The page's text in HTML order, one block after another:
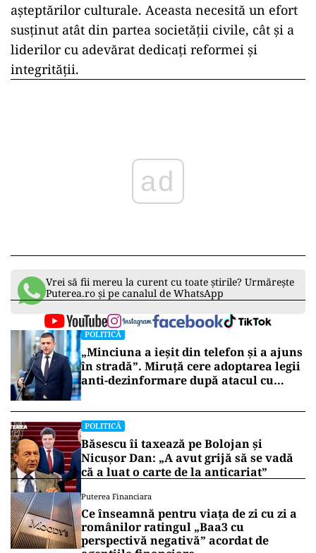
așteptărilor culturale. Aceasta necesită un efort
susținut atât din partea societății civile, cât și a
liderilor cu adevărat dedicați reformei și
integrității.
ad
Vrei să fii mereu la curent cu toate știrile? Urmărește
Puterea.ro și pe canalul de WhatsApp
POLITICĂ
„Minciuna a ieșit din telefon și a ajuns
în stradă”. Miruță cere adoptarea legii
anti-dezinformare după atacul cu
POLITICĂ
Băsescu îi taxează pe Bolojan și
Nicușor Dan: „A avut grijă să se vadă
că a luat o carte de la anticariat”
Puterea Financiara
Ce înseamnă pentru viața de zi cu zi a
românilor ratingul „Baa3 cu
perspectivă negativă” acordat de